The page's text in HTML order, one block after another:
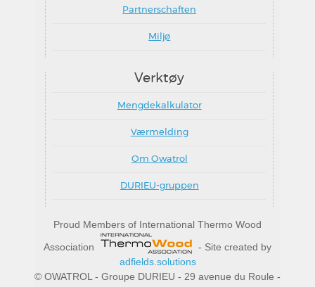
Partnerschaften
Miljø
Verktøy
Mengdekalkulator
Værmelding
Om Owatrol
DURIEU-gruppen
Proud Members of International Thermo Wood
Association
- Site created by
adfields.solutions
© OWATROL - Groupe DURIEU - 29 avenue du Roule -